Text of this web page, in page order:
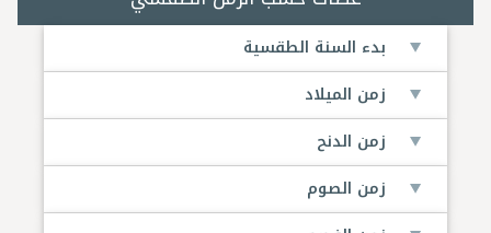
بدء السنة الطقسية
زمن الميلاد
زمن الدنح
زمن الصوم